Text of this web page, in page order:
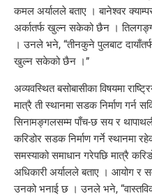
कमल अर्यालले बताए । बानेश्वर
अर्कातर्फ खुल्न सकेको छैन ।
। उनले भने, “तीनकुने पुलबाट
खुल्न सकेको छैन ।”
अव्यवस्थित बसोबासीका विषयमा
मात्रै ती स्थानमा सडक निर्माण गर्न
सिनामङ्गलसम्म पाँच-छ सय र
करिडोर सडक निर्माण गर्ने स्थानमा
समस्याको समाधान गरेपछि मात्रै
अधिकारी अर्यालले बताए । आयोग र
उनको भनाई छ । उनले भने,